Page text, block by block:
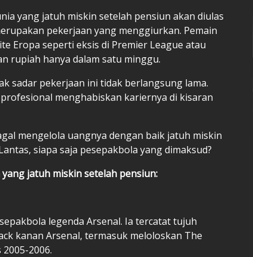
yang jatuh miskin setelah pensiun akan diulas
pekerjaan yang menggiurkan. Pemain
Eropa seperti eksis di Premier League atau
rupiah hanya dalam satu minggu.
sadar pekerjaan ini tidak berlangsung lama.
menghabiskan kariernya di kisaran
mengelola uangnya dengan baik jatuh miskin
siapa saja pesepakbola yang dimaksud?
jatuh miskin setelah pensiun:
legenda Arsenal. Ia tercatat tujuh
kanan Arsenal, termasuk meloloskan The
2006.